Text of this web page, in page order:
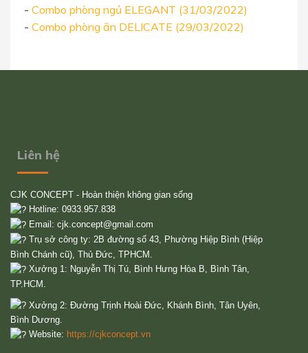
- Combo phòng ngủ ELEGANT (31/03/2022)
- Combo phòng ăn DELICATE (29/03/2022)
Liên hệ
CJK CONCEPT - Hoàn thiện không gian sống
Hotline: 0933.957.838
Email: cjk.concept@gmail.com
Trụ sở công ty: 2B đường số 43, Phường Hiệp Bình (Hiệp
Bình Chánh cũ), Thủ Đức, TPHCM.
Xưởng 1: Nguyễn Thị Tú, Bình Hưng Hòa B, Bình Tân,
TP.HCM.
Xưởng 2: Đường Trịnh Hoài Đức, Khánh Bình, Tân Uyên,
Bình Dương.
Website: https://cjkconcept.vn